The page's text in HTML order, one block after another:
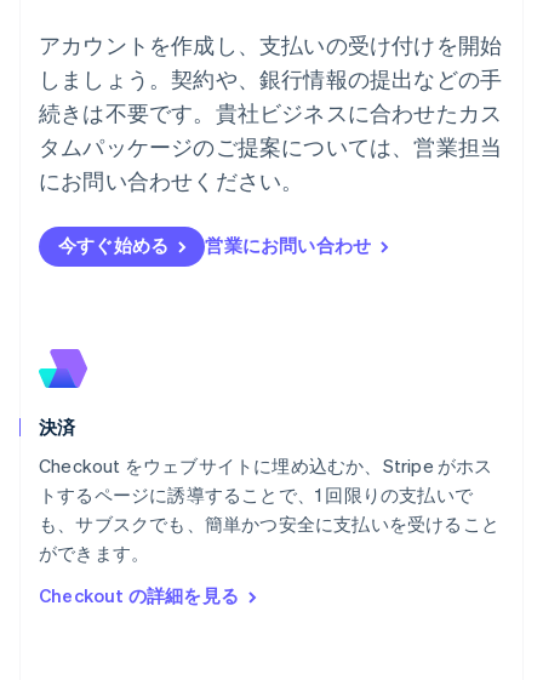
アカウントを作成し、支払いの受け付けを開始
しましょう。契約や、銀行情報の提出などの手
続きは不要です。貴社ビジネスに合わせたカス
タムパッケージのご提案については、営業担当
にお問い合わせください。
今すぐ始める 営業にお問い合わせ
決済
Checkout をウェブサイトに埋め込むか、Stripe がホス
トするページに誘導することで、1 回限りの支払いで
も、サブスクでも、簡単かつ安全に支払いを受けること
ができます。
Checkout の詳細を見る
ドイツ
ニュージーランド
English
ノルウェー
English
ハンガリー
フィンランド
EnglishSvenska
Français
ブルガリア
ベルギー
ポーランド
English
ポルトガル
Português
English